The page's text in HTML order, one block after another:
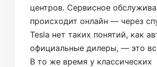
центров. Сервисное
происходит онлайн — через
Tesla нет таких понятий, как
официальные дилеры, — это
В то же время у классических